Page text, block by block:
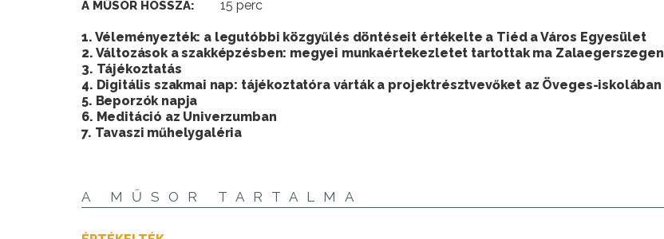
A MŰSOR HOSSZA: 15 perc
1. Véleményezték: a legutóbbi közgyűlés döntéseit értékelte a Tiéd a Város Egyesület
2. Változások a szakképzésben: megyei munkaértekezletet tartottak ma Zalaegerszegen
3. Tájékoztatás
4. Digitális szakmai nap: tájékoztatóra várták a projektrésztvevőket az Öveges-iskolában
5. Beporzók napja
6. Meditáció az Univerzumban
7. Tavaszi műhelygaléria
A MŰSOR TARTALMA